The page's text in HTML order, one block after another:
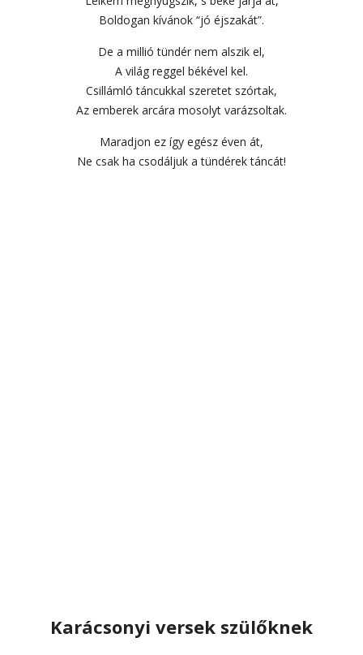
Boldogan kívánok “jó éjszakát”.
De a millió tündér nem alszik el,
A világ reggel békével kel.
Csillámló táncukkal szeretet szórtak,
Az emberek arcára mosolyt varázsoltak.
Maradjon ez így egész éven át,
Ne csak ha csodáljuk a tündérek táncát!
Karácsonyi versek szülőknek